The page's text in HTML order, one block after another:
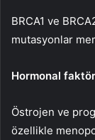
BRCA1 ve
mutasyonlar
Hormonal
Östrojen ve
özellikle